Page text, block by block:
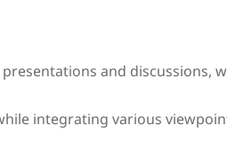
and discussions,
integrating various